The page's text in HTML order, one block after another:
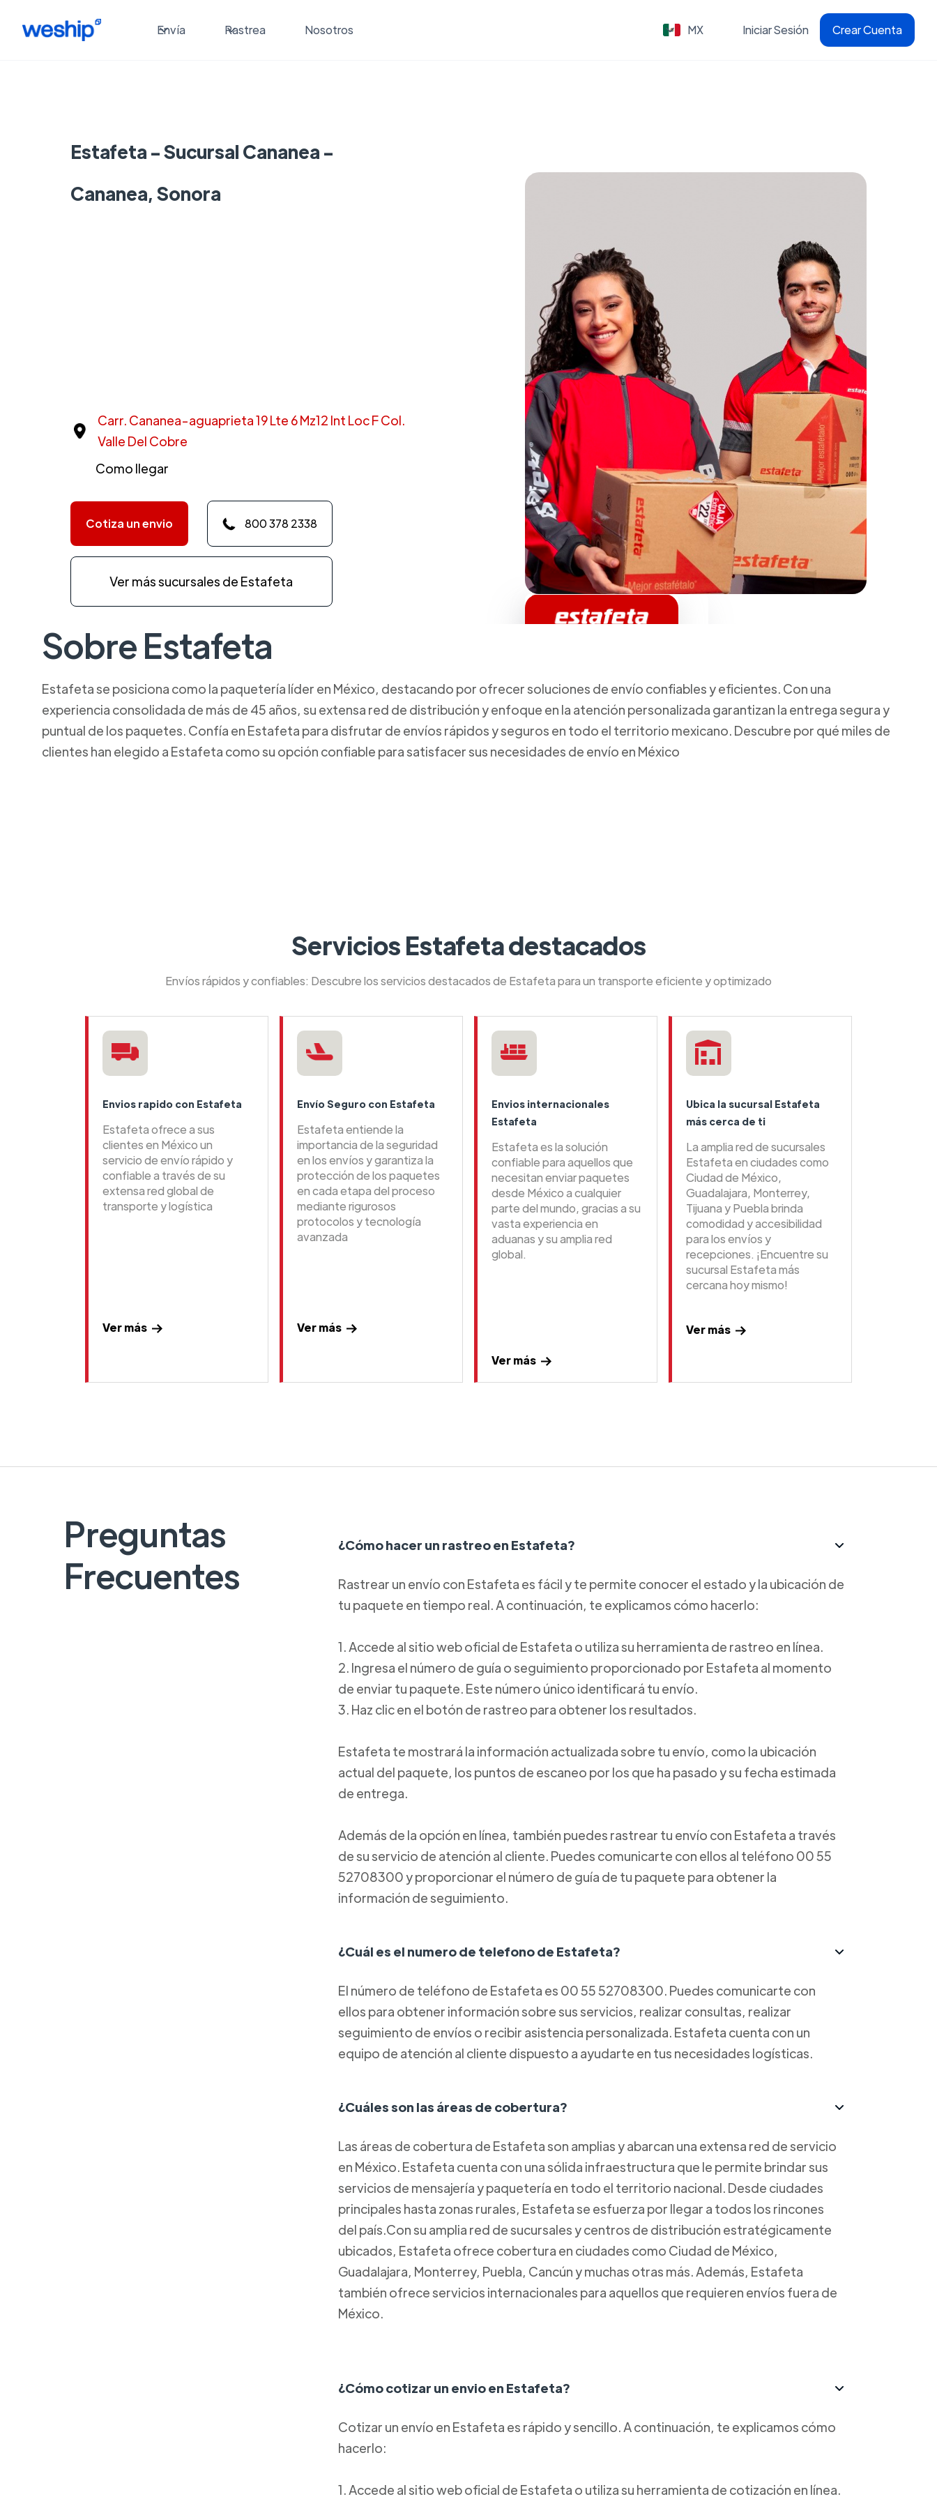
Envía Rastrea Nosotros MX Iniciar Sesión Crear Cuenta
Estafeta - Sucursal Cananea -
Cananea, Sonora
Carr. Cananea-aguaprieta 19 Lte 6 Mz12 Int Loc F Col.
Valle Del Cobre
Como llegar
Cotiza un envio 800 378 2338
Ver más sucursales de Estafeta
Sobre Estafeta
Estafeta se posiciona como la paquetería líder en México, destacando por ofrecer soluciones de envío confiables y eficientes. Con una
experiencia consolidada de más de 45 años, su extensa red de distribución y enfoque en la atención personalizada garantizan la entrega segura y
puntual de los paquetes. Confía en Estafeta para disfrutar de envíos rápidos y seguros en todo el territorio mexicano. Descubre por qué miles de
clientes han elegido a Estafeta como su opción confiable para satisfacer sus necesidades de envío en México
Servicios Estafeta destacados
Envíos rápidos y confiables: Descubre los servicios destacados de Estafeta para un transporte eficiente y optimizado
Envios rapido con Estafeta
Estafeta ofrece a sus
clientes en México un
servicio de envío rápido y
confiable a través de su
extensa red global de
transporte y logística
Ver más
Envío Seguro con Estafeta
Estafeta entiende la
importancia de la seguridad
en los envíos y garantiza la
protección de los paquetes
en cada etapa del proceso
mediante rigurosos
protocolos y tecnología
avanzada
Ver más
Envios internacionales
Estafeta
Estafeta es la solución
confiable para aquellos que
necesitan enviar paquetes
desde México a cualquier
parte del mundo, gracias a su
vasta experiencia en
aduanas y su amplia red
global.
Ver más
Ubica la sucursal Estafeta
más cerca de ti
La amplia red de sucursales
Estafeta en ciudades como
Ciudad de México,
Guadalajara, Monterrey,
Tijuana y Puebla brinda
comodidad y accesibilidad
para los envíos y
recepciones. ¡Encuentre su
sucursal Estafeta más
cercana hoy mismo!
Ver más
Preguntas
Frecuentes
¿Cómo hacer un rastreo en Estafeta?
Rastrear un envío con Estafeta es fácil y te permite conocer el estado y la ubicación de
tu paquete en tiempo real. A continuación, te explicamos cómo hacerlo:
1. Accede al sitio web oficial de Estafeta o utiliza su herramienta de rastreo en línea.
2. Ingresa el número de guía o seguimiento proporcionado por Estafeta al momento
de enviar tu paquete. Este número único identificará tu envío.
3. Haz clic en el botón de rastreo para obtener los resultados.
Estafeta te mostrará la información actualizada sobre tu envío, como la ubicación
actual del paquete, los puntos de escaneo por los que ha pasado y su fecha estimada
de entrega.
Además de la opción en línea, también puedes rastrear tu envío con Estafeta a través
de su servicio de atención al cliente. Puedes comunicarte con ellos al teléfono 00 55
52708300 y proporcionar el número de guía de tu paquete para obtener la
información de seguimiento.
¿Cuál es el numero de telefono de Estafeta?
El número de teléfono de Estafeta es 00 55 52708300. Puedes comunicarte con
ellos para obtener información sobre sus servicios, realizar consultas, realizar
seguimiento de envíos o recibir asistencia personalizada. Estafeta cuenta con un
equipo de atención al cliente dispuesto a ayudarte en tus necesidades logísticas.
¿Cuáles son las áreas de cobertura?
Las áreas de cobertura de Estafeta son amplias y abarcan una extensa red de servicio
en México. Estafeta cuenta con una sólida infraestructura que le permite brindar sus
servicios de mensajería y paquetería en todo el territorio nacional. Desde ciudades
principales hasta zonas rurales, Estafeta se esfuerza por llegar a todos los rincones
del país.Con su amplia red de sucursales y centros de distribución estratégicamente
ubicados, Estafeta ofrece cobertura en ciudades como Ciudad de México,
Guadalajara, Monterrey, Puebla, Cancún y muchas otras más. Además, Estafeta
también ofrece servicios internacionales para aquellos que requieren envíos fuera de
México.
¿Cómo cotizar un envio en Estafeta?
Cotizar un envío en Estafeta es rápido y sencillo. A continuación, te explicamos cómo
hacerlo:
1. Accede al sitio web oficial de Estafeta o utiliza su herramienta de cotización en línea.